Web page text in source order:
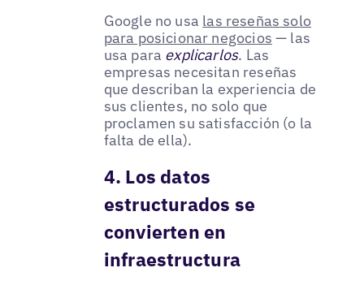
Google no usa las reseñas solo
para posicionar negocios — las
usa para explicarlos. Las
empresas necesitan reseñas
que describan la experiencia de
sus clientes, no solo que
proclamen su satisfacción (o la
falta de ella).
4. Los datos
estructurados se
convierten en
infraestructura